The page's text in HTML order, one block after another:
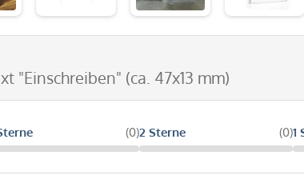
"Einschreiben" (ca. 47x13 mm)
(0)2 Sterne (0)1